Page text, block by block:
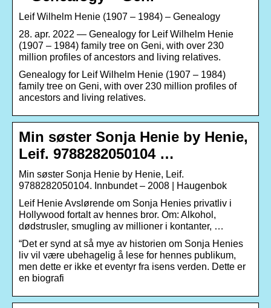
Leif Wilhelm Henie (1907 – 1984) – Genealogy
28. apr. 2022 — Genealogy for Leif Wilhelm Henie
(1907 – 1984) family tree on Geni, with over 230
million profiles of ancestors and living relatives.
Genealogy for Leif Wilhelm Henie (1907 – 1984)
family tree on Geni, with over 230 million profiles of
ancestors and living relatives.
Min søster Sonja Henie by Henie,
Leif. 9788282050104 …
Min søster Sonja Henie by Henie, Leif.
9788282050104. Innbundet – 2008 | Haugenbok
Leif Henie Avslørende om Sonja Henies privatliv i
Hollywood fortalt av hennes bror. Om: Alkohol,
dødstrusler, smugling av millioner i kontanter, …
“Det er synd at så mye av historien om Sonja Henies
liv vil være ubehagelig å lese for hennes publikum,
men dette er ikke et eventyr fra isens verden. Dette er
en biografi